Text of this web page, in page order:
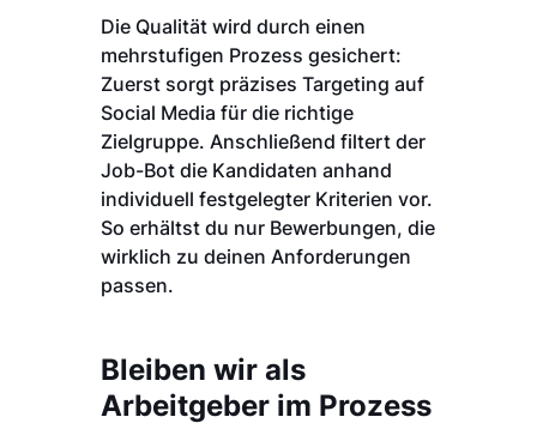
Die Qualität wird durch einen
mehrstufigen Prozess gesichert:
Zuerst sorgt präzises Targeting auf
Social Media für die richtige
Zielgruppe. Anschließend filtert der
Job-Bot die Kandidaten anhand
individuell festgelegter Kriterien vor.
So erhältst du nur Bewerbungen, die
wirklich zu deinen Anforderungen
passen.
Bleiben wir als
Arbeitgeber im Prozess